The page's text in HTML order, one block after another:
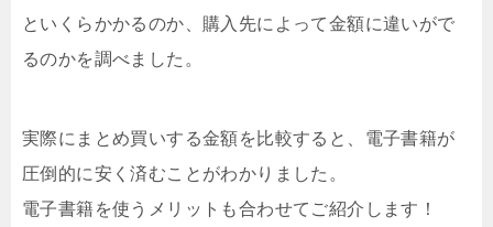
といくらかかるのか、購入先によって金額に違いがで
るのかを調べました。
実際にまとめ買いする金額を比較すると、電子書籍が
圧倒的に安く済むことがわかりました。
電子書籍を使うメリットも合わせてご紹介します！